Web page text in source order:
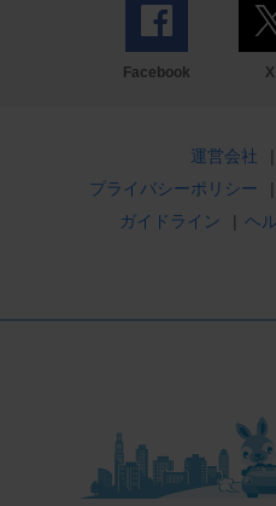
Facebook X
運営会社 |
プライバシーポリシー
|
ガイドライン
| ヘ